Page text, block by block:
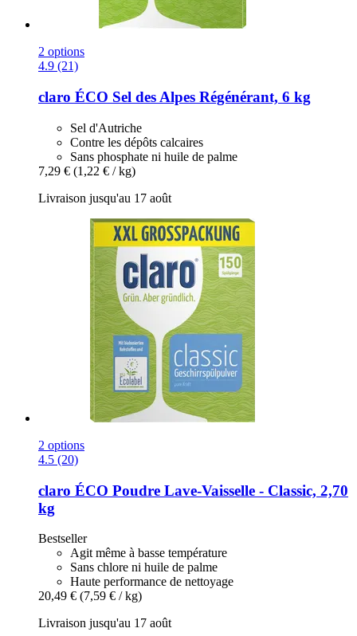
2 options
4.9 (21)
claro ÉCO Sel des Alpes Régénérant, 6 kg
Sel d'Autriche
Contre les dépôts calcaires
Sans phosphate ni huile de palme
7,29 € (1,22 € / kg)
Livraison jusqu'au 17 août
2 options
4.5 (20)
claro ÉCO Poudre Lave-​Vaisselle -​ Classic, 2,70
kg
Bestseller
Agit même à basse température
Sans chlore ni huile de palme
Haute performance de nettoyage
20,49 € (7,59 € / kg)
Livraison jusqu'au 17 août